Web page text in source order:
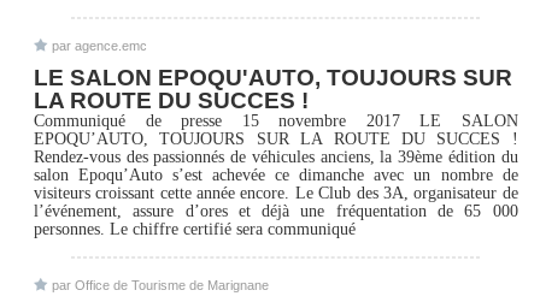
par agence.emc
LE SALON EPOQU'AUTO, TOUJOURS SUR
LA ROUTE DU SUCCES !
Communiqué de presse 15 novembre 2017 LE SALON
EPOQU’AUTO, TOUJOURS SUR LA ROUTE DU SUCCES !
Rendez-vous des passionnés de véhicules anciens, la 39ème édition du
salon Epoqu’Auto s’est achevée ce dimanche avec un nombre de
visiteurs croissant cette année encore. Le Club des 3A, organisateur de
l’événement, assure d’ores et déjà une fréquentation de 65 000
personnes. Le chiffre certifié sera communiqué
par Office de Tourisme de Marignane